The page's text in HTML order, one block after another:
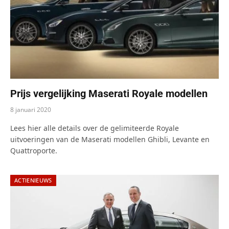
Prijs vergelijking Maserati Royale modellen
8 januari 2020
Lees hier alle details over de gelimiteerde Royale
uitvoeringen van de Maserati modellen Ghibli, Levante en
Quattroporte.
ACTIENIEUWS